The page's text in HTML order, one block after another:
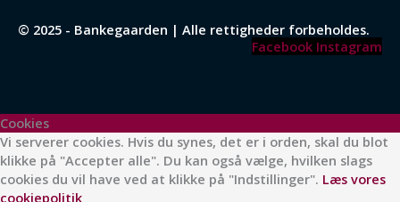
© 2025 - Bankegaarden | Alle rettigheder forbeholdes.
Facebook Instagram
Cookies
Vi serverer cookies. Hvis du synes, det er i orden, skal du blot
klikke på "Accepter alle". Du kan også vælge, hvilken slags
cookies du vil have ved at klikke på "Indstillinger". Læs vores
cookiepolitik